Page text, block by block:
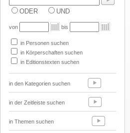
ODER UND
von bis
in Personen suchen
in Körperschaften suchen
in Editionstexten suchen
in den Kategorien suchen
in der Zeitleiste suchen
in Themen suchen